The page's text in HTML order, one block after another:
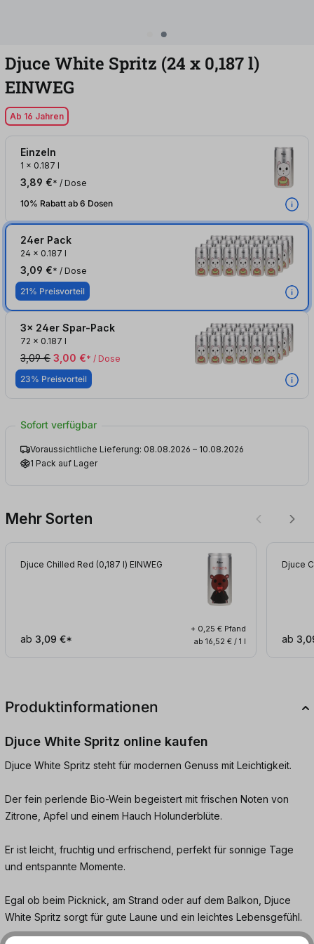
Djuce White Spritz (24 x 0,187l)
EINWEG
Ab 16 Jahren
Einzeln
1 x 0.187 l
3,89 €* / Dose
10% Rabatt ab 6 Dosen
24er Pack
24 x 0.187 l
3,09 €* / Dose
21% Preisvorteil
3x 24er Spar-Pack
72 x 0.187 l
3,09 € 3,00 €* / Dose
23% Preisvorteil
Sofort verfügbar
Voraussichtliche Lieferung: 08.08.2026 – 10.08.2026
1 Pack auf Lager
Mehr Sorten
Djuce Chilled Red (0,187 l) EINWEG
ab 3,09 €*
+ 0,25 € Pfand
ab 16,52 € / 1 l
Djuce
ab
Produktinformationen
Djuce White Spritz online kaufen
Djuce White Spritz steht für modernen Genuss mit Leichtigkeit.
Der fein perlende Bio-Wein begeistert mit frischen Noten von
Zitrone, Apfel und einem Hauch Holunderblüte.
Er ist leicht, fruchtig und erfrischend, perfekt für sonnige Tage
und entspannte Momente.
Egal ob beim Picknick, am Strand oder auf dem Balkon, Djuce
White Spritz sorgt für gute Laune und ein leichtes Lebensgefühl.